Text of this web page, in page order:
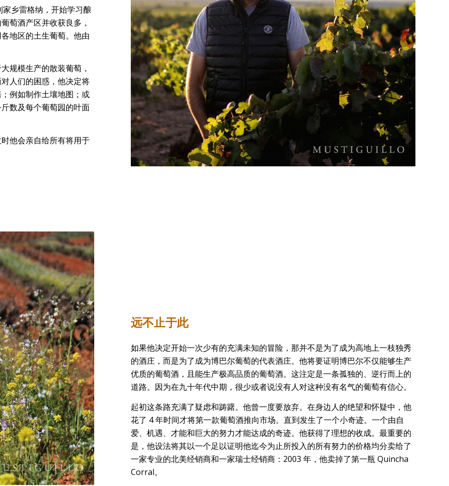
乡雷格纳，开始学习酿
萄酒产区并收获良多，
地区的土生葡萄。他由
规模生产的散装葡萄，
人们的困惑，他决定将
例如制作土壤地图；或
数及每个葡萄园的叶面
他会亲自给所有将用于
远不止于此
如果他决定开始一次少有的充满未知的冒险，那并不是为了成为高地上一枝独秀
的酒庄，而是为了成为博巴尔葡萄的代表酒庄。他将要证明博巴尔不仅能够生产
优质的葡萄酒，且能生产极高品质的葡萄酒。这注定是一条孤独的、逆行而上的
道路。因为在九十年代中期，很少或者说没有人对这种没有名气的葡萄有信心。
起初这条路充满了疑虑和踌躇。他曾一度要放弃。在身边人的绝望和怀疑中，他
花了 4 年时间才将第一款葡萄酒推向市场。直到发生了一个小奇迹。一个由自
爱、机遇、才能和巨大的努力才能达成的奇迹。他获得了理想的收成。最重要的
是，他设法将其以一个足以证明他迄今为止所投入的所有努力的价格均分卖给了
一家专业的北美经销商和一家瑞士经销商：2003 年，他卖掉了第一瓶 Quincha
Corral。